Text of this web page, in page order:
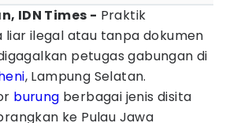
IDN Times - Praktik
liar ilegal atau tanpa dokumen
petugas gabungan di
, Lampung Selatan.
burung berbagai jenis disita
ke Pulau Jawa